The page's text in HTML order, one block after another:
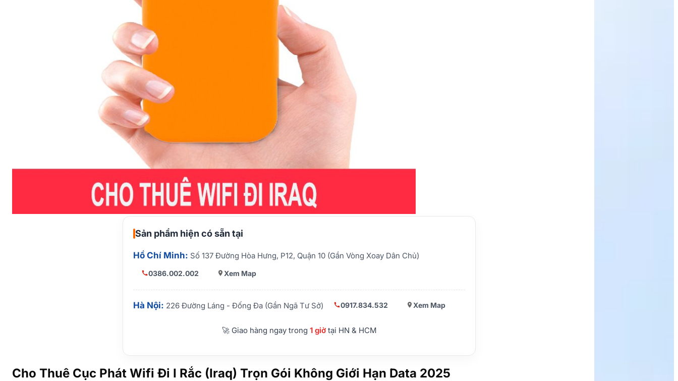
Sản phẩm hiện có sẵn tại
Hồ Chí Minh: Số 137 Đường Hòa Hưng, P12, Quận 10 (Gần Vòng Xoay Dân Chủ)
0386.002.002 Xem Map
Hà Nội: 226 Đường Láng - Đống Đa (Gần Ngã Tư Sở) 0917.834.532 Xem Map
🚀 Giao hàng ngay trong 1 giờtại HN & HCM
Cho Thuê Cục Phát Wifi Đi I Rắc (Iraq) Trọn Gói Không Giới Hạn Data 2025